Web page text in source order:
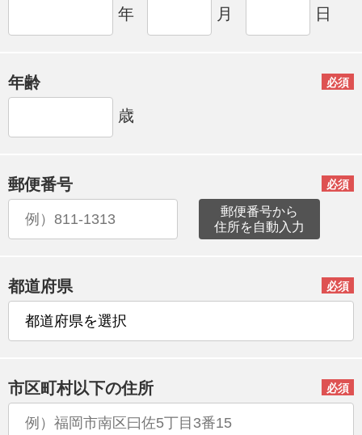
年 月 日
年齢 必須
歳
郵便番号 必須
郵便番号から
住所を自動入力
都道府県 必須
市区町村以下の住所 必須